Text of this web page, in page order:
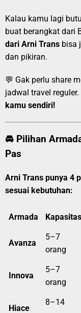
Kalau kamu lagi
buat berangkat dari
dari Arni Trans bisa
dan pikiran.
💬 Gak perlu share
jadwal travel reguler.
kamu sendiri!
🚘 Pilihan
Pas
Arni Trans punya 4
sesuai kebutuhan:
Armada Kapasitas
Avanza
5–7
orang
Innova
5–7
orang
Hiace
8–14